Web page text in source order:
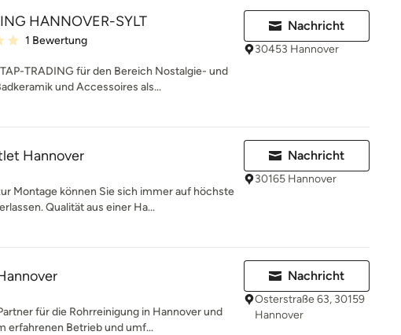
HANNOVER-SYLT
Bewertung: 1 von 5 Sternen
1 Bewertung
TRADING für den Bereich Nostalgie- und
und Accessoires als...
Nachricht
30453 Hannover
Hannover
Montage können Sie sich immer auf höchste
Qualität aus einer Ha...
Nachricht
30165 Hannover
für die Rohrreinigung in Hannover und
erfahrenen Betrieb und umf...
Nachricht
Osterstraße 63, 30159
Hannover